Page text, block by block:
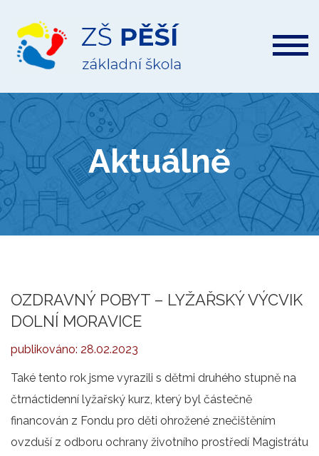
ZŠ
Pěší
Aktuálně
OZDRAVNÝ POBYT – LYŽAŘSKÝ VÝCVIK
DOLNÍ MORAVICE
publikováno: 28.02.2023
Také tento rok jsme vyrazili s dětmi druhého stupně na
čtrnáctidenní lyžařský kurz, který byl částečně
financován z Fondu pro děti ohrožené znečištěním
ovzduší z odboru ochrany životního prostředí Magistrátu